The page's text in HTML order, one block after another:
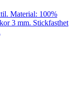
Material: 100%
3 mm. Stickfasthet